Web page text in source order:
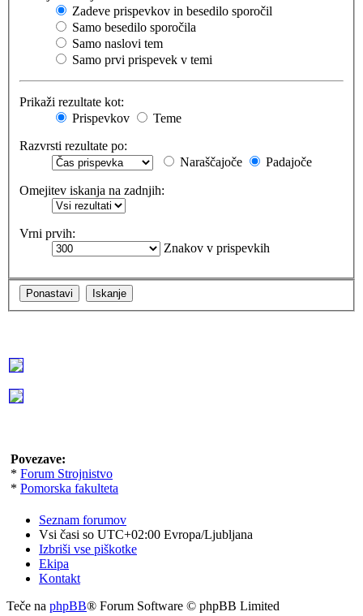
Zadeve prispevkov in besedilo sporočil
Samo besedilo sporočila
Samo naslovi tem
Samo prvi prispevek v temi
Prikaži rezultate kot:
Prispevkov
Teme
Razvrsti rezultate po:
Naraščajoče
Padajoče
Omejitev iskanja na zadnjih:
Vrni prvih:
Znakov v prispevkih
Povezave:
* Forum Strojnistvo
* Pomorska fakulteta
Seznam forumov
Vsi časi so UTC+02:00 Evropa/Ljubljana
Izbriši vse piškotke
Ekipa
Kontakt
Teče na phpBB® Forum Software © phpBB Limited